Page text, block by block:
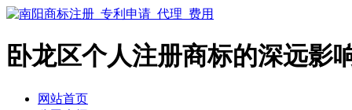
卧龙区个人注册商标的深远影
网站首页